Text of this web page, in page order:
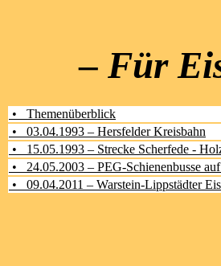
– Für
• Themenüberblick
• 03.04.1993 – Hersfelder Kreisbahn
• 15.05.1993 – Strecke Scherfede -
• 24.05.2003 – PEG-Schienenbusse
• 09.04.2011 – Warstein-Lippstädter